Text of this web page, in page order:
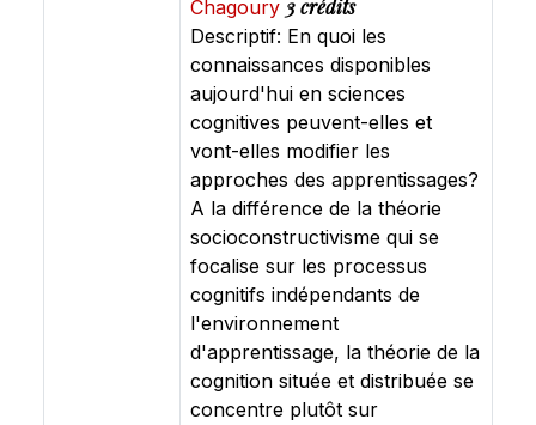
Chagoury 3 crédits
Descriptif: En quoi les
connaissances disponibles
aujourd'hui en sciences
cognitives peuvent-elles et
vont-elles modifier les
approches des apprentissages?
A la différence de la théorie
socioconstructivisme qui se
focalise sur les processus
cognitifs indépendants de
l'environnement
d'apprentissage, la théorie de la
cognition située et distribuée se
concentre plutôt sur